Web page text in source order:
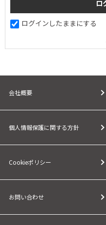
ログインしたままにする
会社概要
個人情報保護に関する方針
Cookieポリシー
お問い合わせ